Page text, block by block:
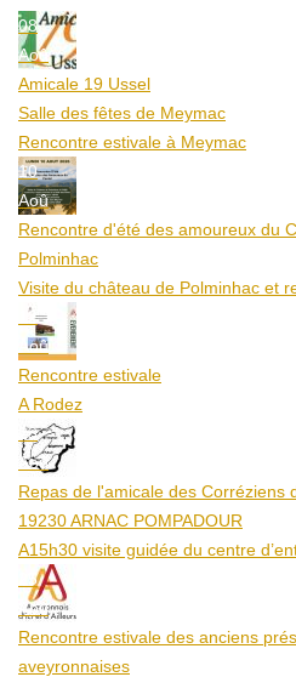
08
Aoû
Amicale 19 Ussel
Salle des fêtes de Meymac
Rencontre estivale à Meymac
10
Aoû
Rencontre d'été des amoureux du
Polminhac
Visite du château de Polminhac et
12
Aoû
Rencontre estivale
A Rodez
23
Aoû
Repas de l'amicale des Corréziens
19230 ARNAC POMPADOUR
A15h30 visite guidée du centre
25
Aoû
Rencontre estivale des anciens
aveyronnaises